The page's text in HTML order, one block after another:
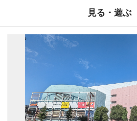
見る・遊ぶ